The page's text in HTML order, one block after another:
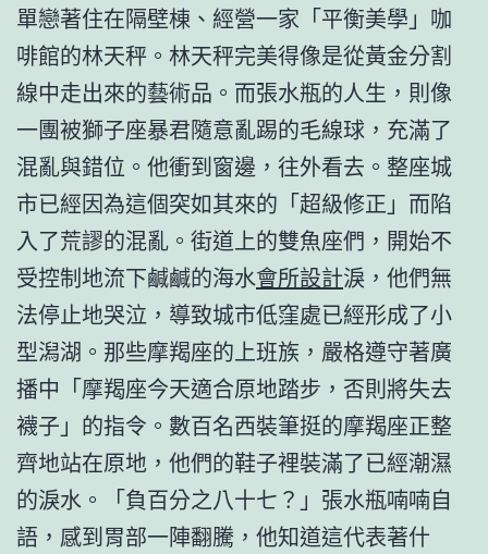
單戀著住在隔壁棟、經營一家「平衡美學」咖
啡館的林天秤。林天秤完美得像是從黃金分割
線中走出來的藝術品。而張水瓶的人生，則像
一團被獅子座暴君隨意亂踢的毛線球，充滿了
混亂與錯位。他衝到窗邊，往外看去。整座城
市已經因為這個突如其來的「超級修正」而陷
入了荒謬的混亂。街道上的雙魚座們，開始不
受控制地流下鹹鹹的海水會所設計淚，他們無
法停止地哭泣，導致城市低窪處已經形成了小
型潟湖。那些摩羯座的上班族，嚴格遵守著廣
播中「摩羯座今天適合原地踏步，否則將失去
襪子」的指令。數百名西裝筆挺的摩羯座正整
齊地站在原地，他們的鞋子裡裝滿了已經潮濕
的淚水。「負百分之八十七？」張水瓶喃喃自
語，感到胃部一陣翻騰，他知道這代表著什